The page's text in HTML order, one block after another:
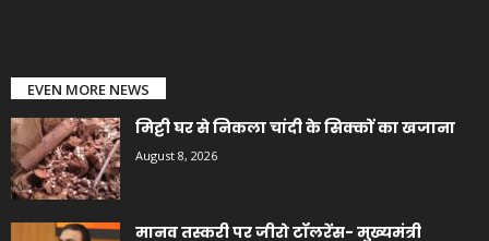
EVEN MORE NEWS
मिट्टी घर से निकला चांदी के सिक्कों का खजाना
August 8, 2026
मानव तस्करी पर जीरो टॉलरेंस- मुख्यमंत्री